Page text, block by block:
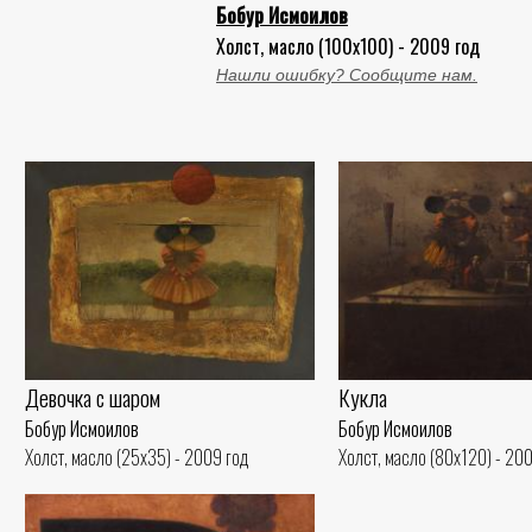
Бобур Исмоилов
Холст, масло (100x100) - 2009 год
Нашли ошибку? Сообщите нам.
Девочка с шаром
Бобур Исмоилов
Холст, масло (25x35) - 2009 год
Кукла
Бобур Исмоилов
Холст, масло (80x120) -